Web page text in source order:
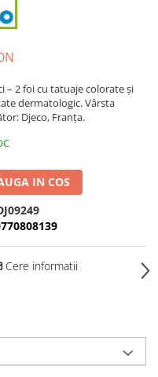
– 2 foi cu tatuaje colorate și
dermatologic. Vârsta
Djeco, Franța.
IN COS
Cere informatii